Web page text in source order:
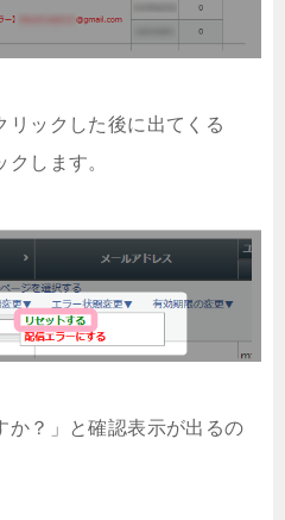
リックした後に出てくる
クします。
か？」と確認表示が出るの